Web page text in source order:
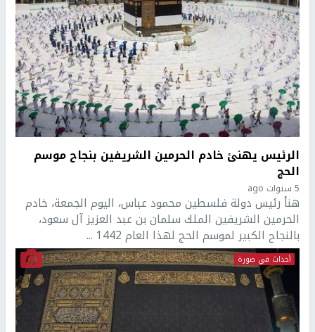
الرئيس يهنئ خادم الحرمين الشريفين بنجاح موسم
الحج
5 سنوات ago
هنأ رئيس دولة فلسطين محمود عباس، اليوم الجمعة، خادم
الحرمين الشريفين الملك سلمان بن عبد العزيز آل سعود،
بالنجاح الكبير لموسم الحج لهذا العام 1442 ...
أحداث في صورة